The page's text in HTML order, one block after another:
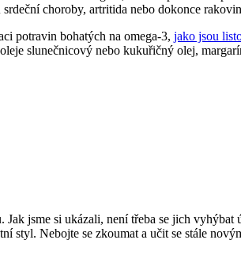
choroby, artritida nebo dokonce
potravin bohatých na omega-3, jako jsou
slunečnicový nebo kukuřičný olej,
jsme si ukázali, není třeba se jich
Nebojte se zkoumat a učit se stále